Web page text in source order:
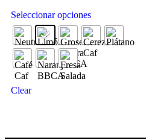
Seleccionar opciones
Clear